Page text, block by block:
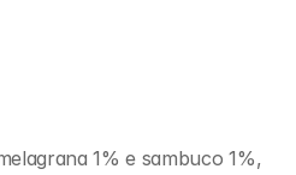
1% e sambuco 1%,